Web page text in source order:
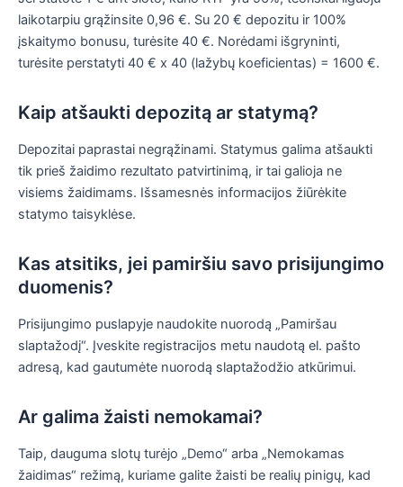
laikotarpiu grąžinsite 0,96 €. Su 20 € depozitu ir 100%
įskaitymo bonusu, turėsite 40 €. Norėdami išgryninti,
turėsite perstatyti 40 € x 40 (lažybų koeficientas) = 1600 €.
Kaip atšaukti depozitą ar statymą?
Depozitai paprastai negrąžinami. Statymus galima atšaukti
tik prieš žaidimo rezultato patvirtinimą, ir tai galioja ne
visiems žaidimams. Išsamesnės informacijos žiūrėkite
statymo taisyklėse.
Kas atsitiks, jei pamiršiu savo prisijungimo
duomenis?
Prisijungimo puslapyje naudokite nuorodą „Pamiršau
slaptažodį“. Įveskite registracijos metu naudotą el. pašto
adresą, kad gautumėte nuorodą slaptažodžio atkūrimui.
Ar galima žaisti nemokamai?
Taip, dauguma slotų turėjo „Demo“ arba „Nemokamas
žaidimas“ režimą, kuriame galite žaisti be realių pinigų, kad